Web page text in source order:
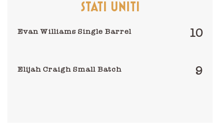
STATI UNITI
Evan Williams Single Barrel 10
Elijah Craigh Small Batch 9